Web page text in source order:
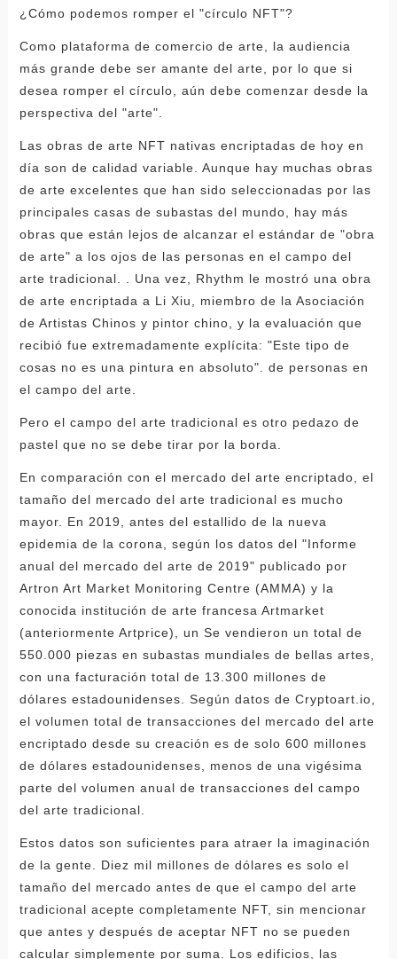
¿Cómo podemos romper el "círculo NFT"?
Como plataforma de comercio de arte, la audiencia
más grande debe ser amante del arte, por lo que si
desea romper el círculo, aún debe comenzar desde la
perspectiva del "arte".
Las obras de arte NFT nativas encriptadas de hoy en
día son de calidad variable. Aunque hay muchas obras
de arte excelentes que han sido seleccionadas por las
principales casas de subastas del mundo, hay más
obras que están lejos de alcanzar el estándar de "obra
de arte" a los ojos de las personas en el campo del
arte tradicional. . Una vez, Rhythm le mostró una obra
de arte encriptada a Li Xiu, miembro de la Asociación
de Artistas Chinos y pintor chino, y la evaluación que
recibió fue extremadamente explícita: "Este tipo de
cosas no es una pintura en absoluto". de personas en
el campo del arte.
Pero el campo del arte tradicional es otro pedazo de
pastel que no se debe tirar por la borda.
En comparación con el mercado del arte encriptado, el
tamaño del mercado del arte tradicional es mucho
mayor. En 2019, antes del estallido de la nueva
epidemia de la corona, según los datos del "Informe
anual del mercado del arte de 2019" publicado por
Artron Art Market Monitoring Centre (AMMA) y la
conocida institución de arte francesa Artmarket
(anteriormente Artprice), un Se vendieron un total de
550.000 piezas en subastas mundiales de bellas artes,
con una facturación total de 13.300 millones de
dólares estadounidenses. Según datos de Cryptoart.io,
el volumen total de transacciones del mercado del arte
encriptado desde su creación es de solo 600 millones
de dólares estadounidenses, menos de una vigésima
parte del volumen anual de transacciones del campo
del arte tradicional.
Estos datos son suficientes para atraer la imaginación
de la gente. Diez mil millones de dólares es solo el
tamaño del mercado antes de que el campo del arte
tradicional acepte completamente NFT, sin mencionar
que antes y después de aceptar NFT no se pueden
calcular simplemente por suma. Los edificios, las